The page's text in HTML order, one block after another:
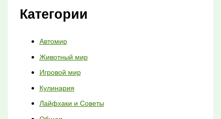
Категории
Автомир
Животный мир
Игровой мир
Кулинария
Лайфхаки и Советы